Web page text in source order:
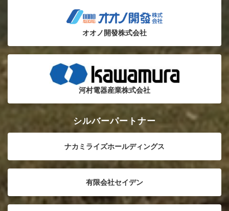
オオノ開發株式会社
河村電器産業株式会社
シルバーパートナー
ナカミライズホールディングス
有限会社セイデン